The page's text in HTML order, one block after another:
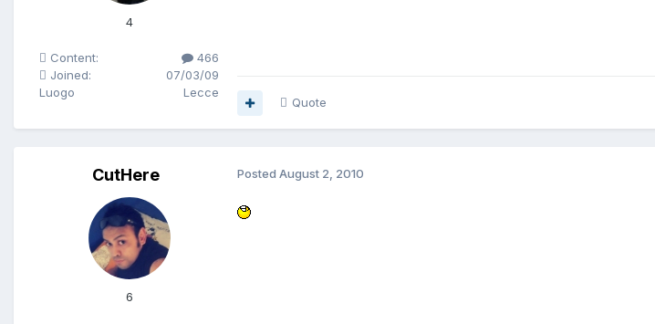
4
Content:
466
Joined:
07/03/09
Luogo
Lecce
Quote
CutHere
6
Posted August 2, 2010